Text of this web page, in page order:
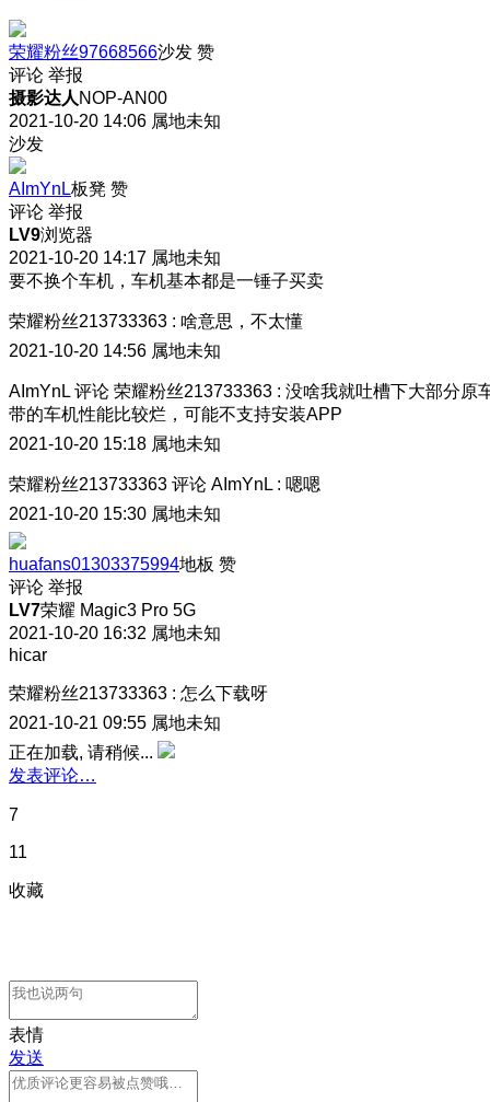
荣耀粉丝97668566沙发 赞
评论 举报
摄影达人 NOP-AN00
2021-10-20 14:06 属地未知
沙发
AImYnL板凳 赞
评论 举报
LV9浏览器
2021-10-20 14:17 属地未知
要不换个车机，车机基本都是一锤子买卖
荣耀粉丝213733363 : 啥意思，不太懂
2021-10-20 14:56 属地未知
AImYnL 评论 荣耀粉丝213733363 : 没啥我就吐槽下大部分原
带的车机性能比较烂，可能不支持安装APP
2021-10-20 15:18 属地未知
荣耀粉丝213733363 评论 AImYnL : 嗯嗯
2021-10-20 15:30 属地未知
huafans01303375994地板 赞
评论 举报
LV7荣耀 Magic3 Pro 5G
2021-10-20 16:32 属地未知
hicar
荣耀粉丝213733363 : 怎么下载呀
2021-10-21 09:55 属地未知
正在加载, 请稍候...
发表评论…
7
11
收藏
表情
发送